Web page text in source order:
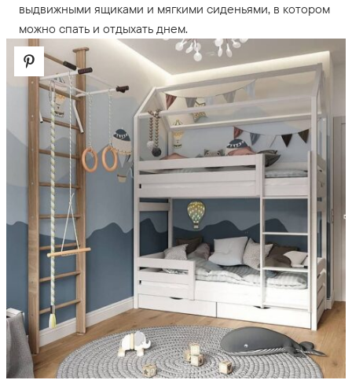
выдвижными ящиками и мягкими сиденьями, в котором
можно спать и отдыхать днем.